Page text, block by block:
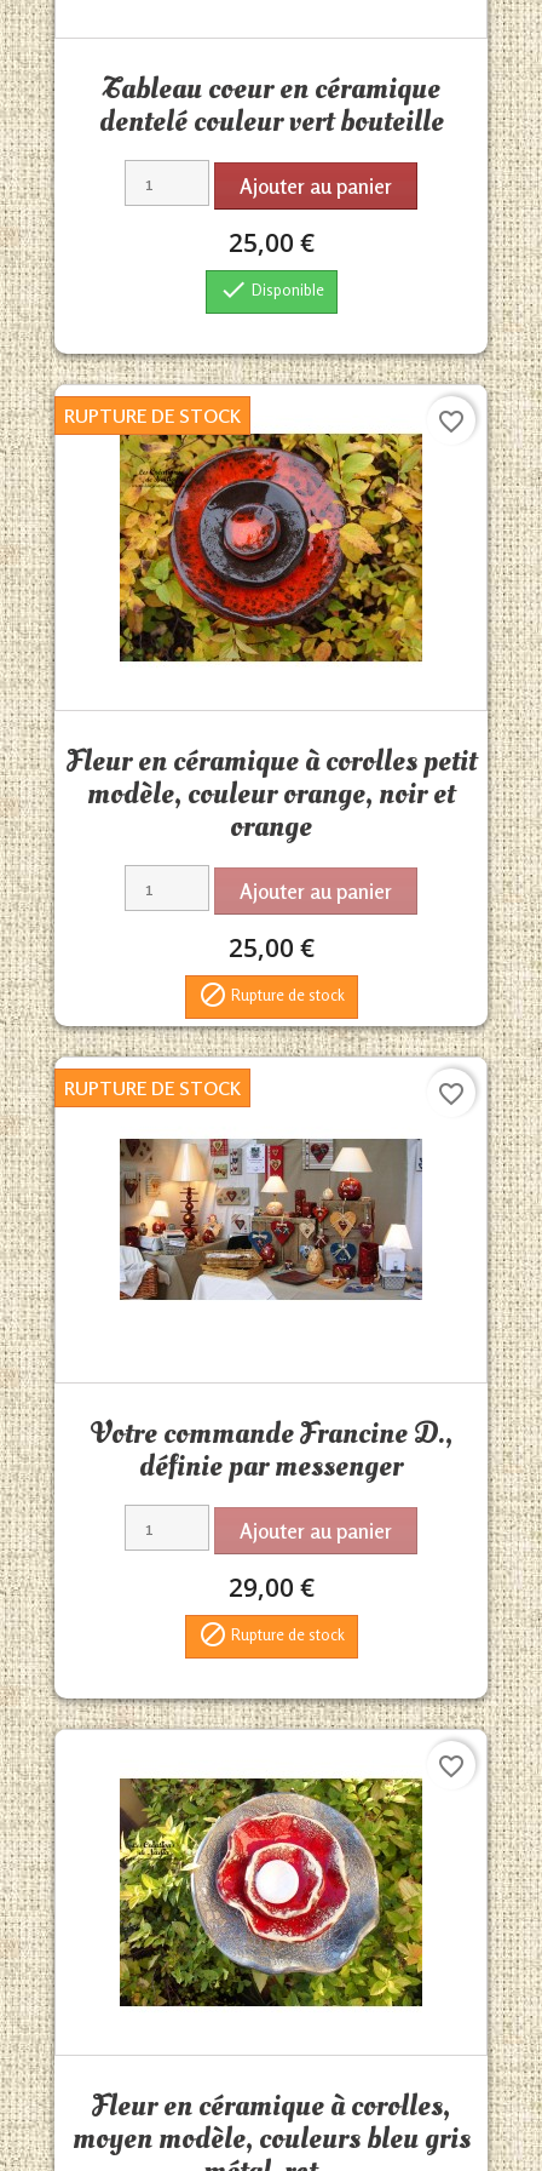
Tableau coeur en céramique
dentelé couleur vert bouteille
Ajouter au panier
25,00 €
 Disponible
Fleur en céramique à corolles petit
modèle, couleur orange, noir et
orange
Ajouter au panier
25,00 €
 Rupture de stock
RUPTURE DE STOCK favorite_border
Votre commande Francine D.,
définie par messenger
Ajouter au panier
29,00 €
 Rupture de stock
RUPTURE DE STOCK favorite_border
Fleur en céramique à corolles,
moyen modèle, couleurs bleu gris
favorite_border